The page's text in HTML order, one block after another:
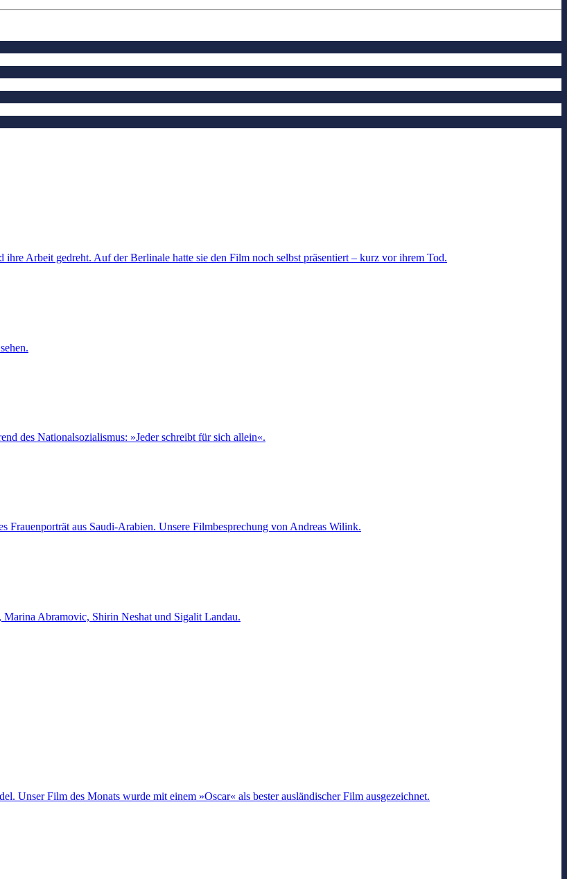
Arbeit gedreht. Auf der Berlinale hatte sie den Film noch selbst präsentiert – kurz vor ihrem Tod.
des Nationalsozialismus: »Jeder schreibt für sich allein«.
aus Saudi-Arabien. Unsere Filmbesprechung von Andreas Wilink.
Abramovic, Shirin Neshat und Sigalit Landau.
Unser Film des Monats wurde mit einem »Oscar« als bester ausländischer Film ausgezeichnet.